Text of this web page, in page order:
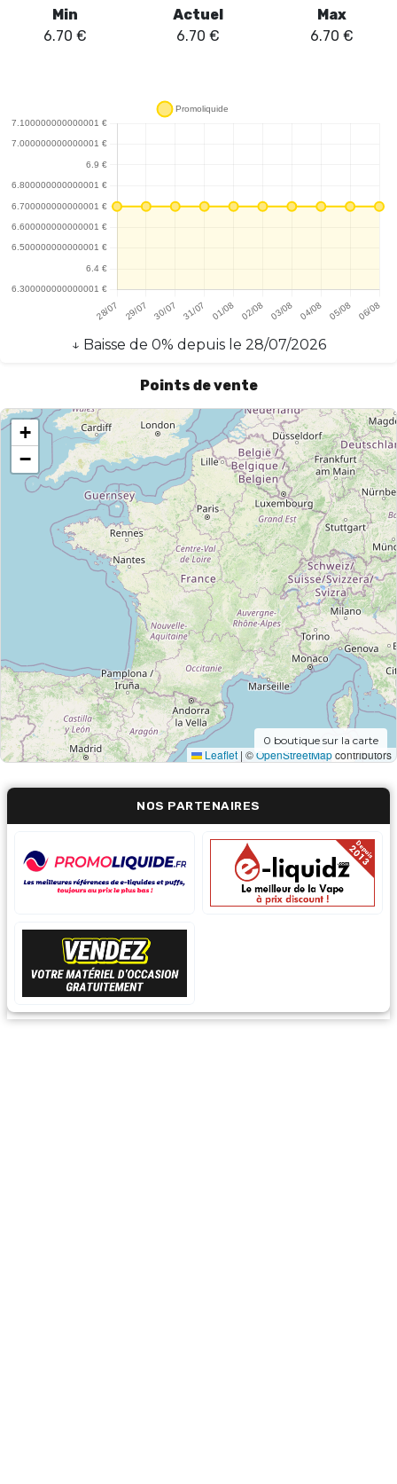
garantissant que l'utilisateur ne reste jamais longtemps sans sa
dose de nicotine. Il est à noter que le câble USB/USB-C n'est pas
un accessoire fiable et efficace pour les vapoteurs à la recherche
d'une solution pratique et performante. Sa combinaison de
Min
6.70 €
Actuel
6.70 €
Max
6.70 €
↓ Baisse de 0% depuis le 28/07/2026
Points de vente
+
−
Leaflet | ©OpenStreetMapcontributors
0 boutique sur la carte
NOS PARTENAIRES